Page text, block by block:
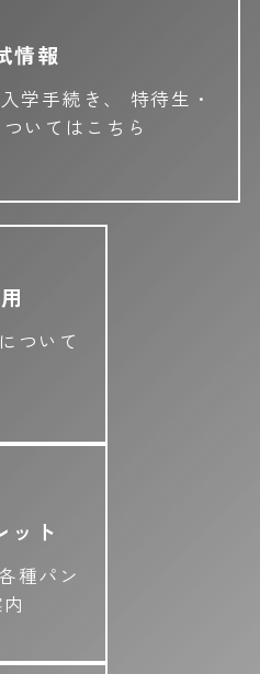
情報
学手続き、
特待生・
いてはこちら
ついて
ット
種パン